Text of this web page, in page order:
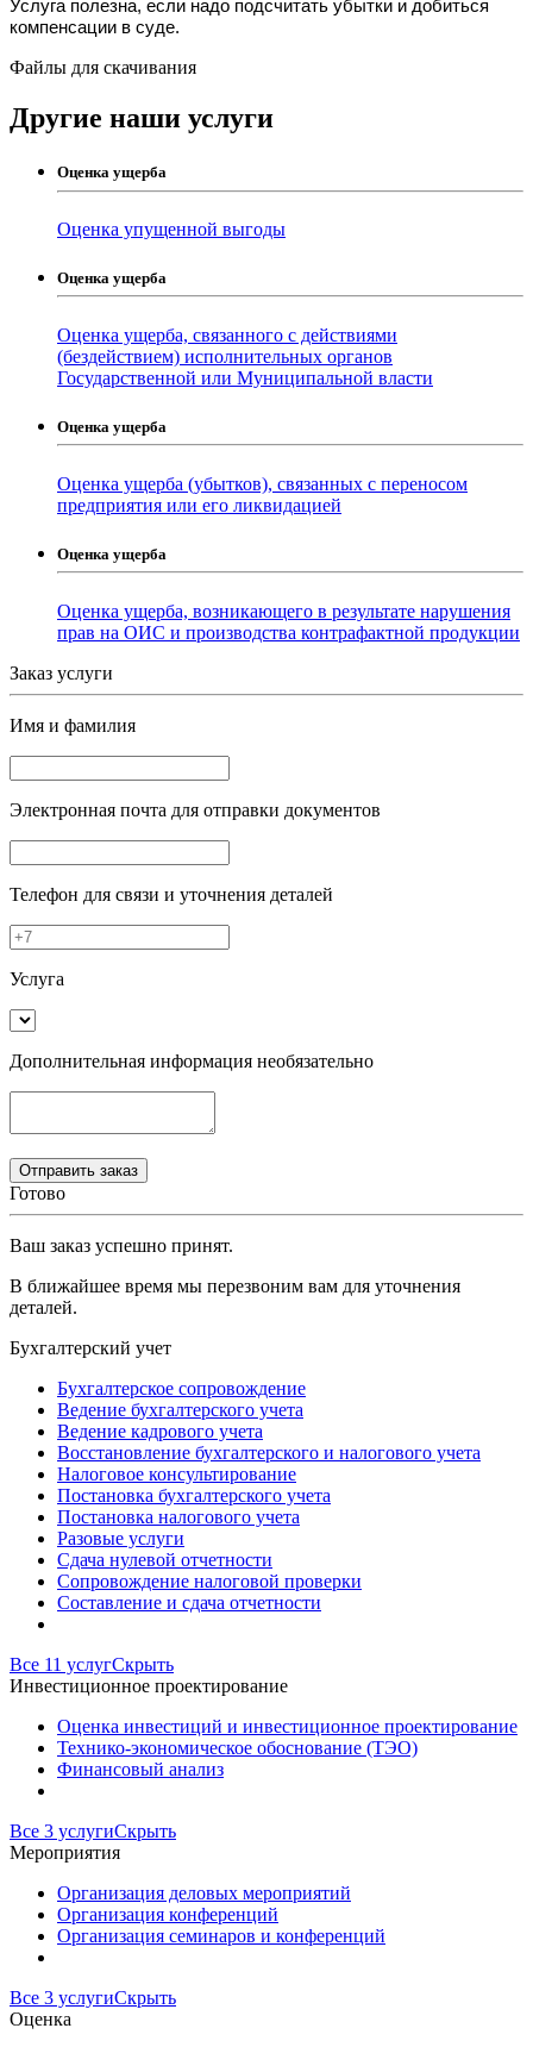
Услуга полезна, если надо подсчитать убытки и добиться
компенсации в суде.
Файлы для скачивания
Другие наши услуги
Оценка ущерба
Оценка упущенной выгоды
Оценка ущерба
Оценка ущерба, связанного с действиями
(бездействием) исполнительных органов
Государственной или Муниципальной власти
Оценка ущерба
Оценка ущерба (убытков), связанных с переносом
предприятия или его ликвидацией
Оценка ущерба
Оценка ущерба, возникающего в результате нарушения
прав на ОИС и производства контрафактной продукции
Заказ услуги
Имя и фамилия
Электронная почта для отправки документов
Телефон для связи и уточнения деталей
Услуга
Дополнительная информация необязательно
Готово
Ваш заказ успешно принят.
В ближайшее время мы перезвоним вам для уточнения
деталей.
Бухгалтерский учет
Бухгалтерское сопровождение
Ведение бухгалтерского учета
Ведение кадрового учета
Восстановление бухгалтерского и налогового учета
Налоговое консультирование
Постановка бухгалтерского учета
Постановка налогового учета
Разовые услуги
Сдача нулевой отчетности
Сопровождение налоговой проверки
Составление и сдача отчетности
Все 11 услугСкрыть
Инвестиционное проектирование
Оценка инвестиций и инвестиционное проектирование
Технико-экономическое обоснование (ТЭО)
Финансовый анализ
Все 3 услугиСкрыть
Мероприятия
Организация деловых мероприятий
Организация конференций
Организация семинаров и конференций
Все 3 услугиСкрыть
Оценка